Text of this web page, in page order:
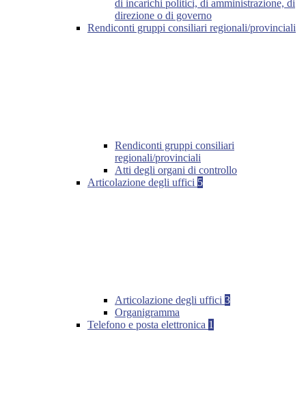
di incarichi politici, di amministrazione, di
direzione o di governo
Rendiconti gruppi consiliari regionali/provinciali
Rendiconti gruppi consiliari
regionali/provinciali
Atti degli organi di controllo
Articolazione degli uffici 5
Articolazione degli uffici 3
Organigramma
Telefono e posta elettronica 1